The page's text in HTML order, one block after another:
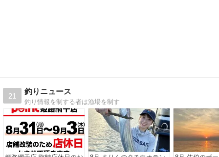
21
釣りニュース
釣り情報を制する者は漁場を制す